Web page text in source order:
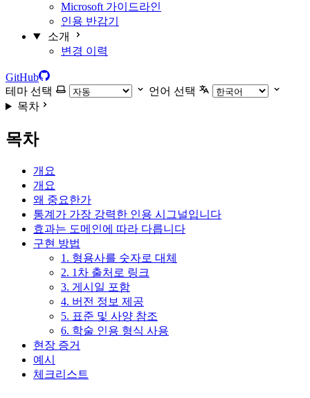
Microsoft 가이드라인
인용 반감기
소개
변경 이력
GitHub
테마 선택
언어 선택
목차
목차
개요
개요
왜 중요한가
통계가 가장 강력한 인용 시그널입니다
효과는 도메인에 따라 다릅니다
구현 방법
1. 형용사를 숫자로 대체
2. 1차 출처로 링크
3. 게시일 포함
4. 버전 정보 제공
5. 표준 및 사양 참조
6. 학술 인용 형식 사용
현장 증거
예시
체크리스트